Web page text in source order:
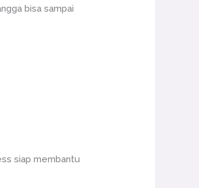
bisa sampai
siap membantu